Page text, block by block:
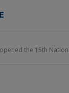
opened the 15th